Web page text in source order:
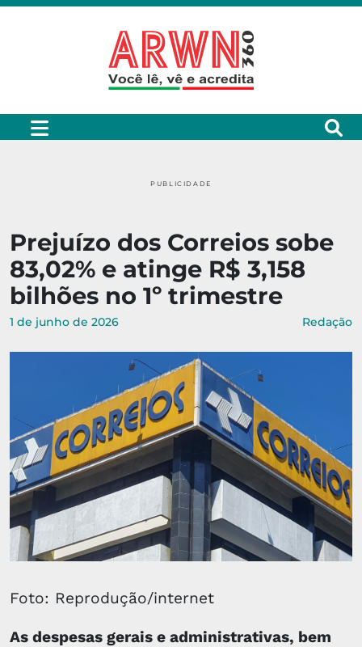
PUBLICIDADE
Prejuízo dos Correios sobe
83,02% e atinge R$ 3,158
bilhões no 1º trimestre
1 de junho de 2026 Redação
Foto: Reprodução/internet
As despesas gerais e administrativas, bem